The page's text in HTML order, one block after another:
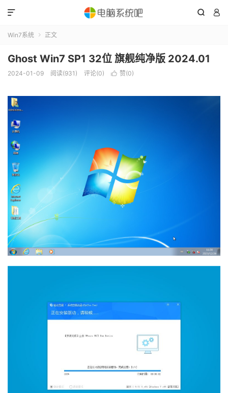
 

Win7系统  正文
Ghost Win7 SP1 32位 旗舰纯净版 2024.01
2024-01-09 阅读(931) 评论(0)  赞(0)